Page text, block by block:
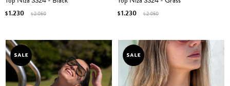
$1.230 $2.050 $1.230 $2.050